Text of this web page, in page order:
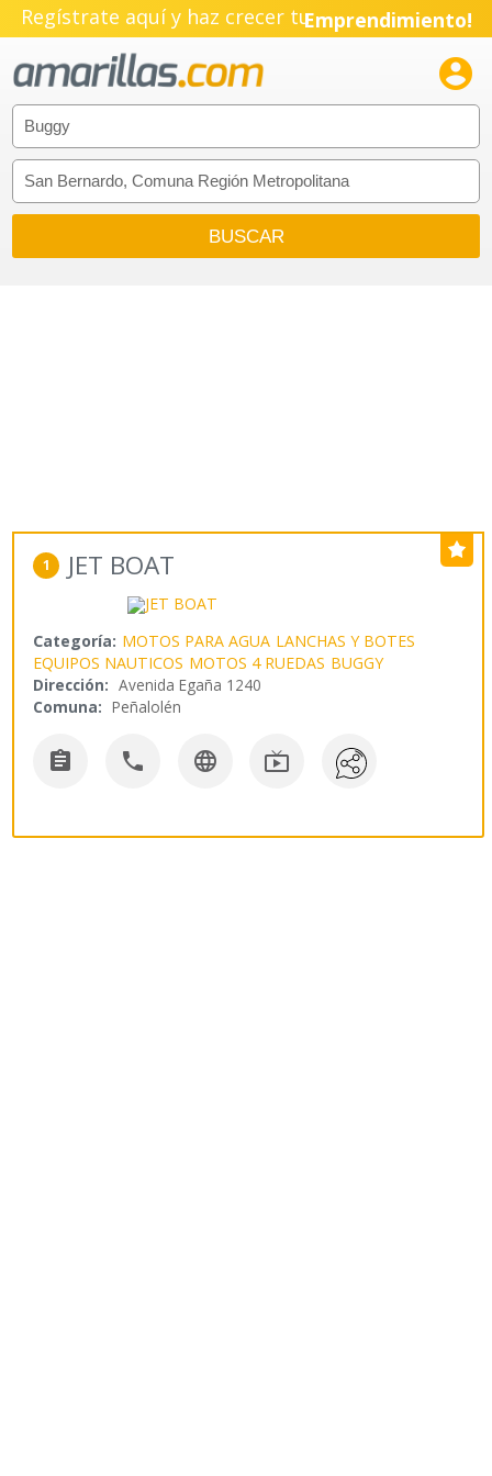
Regístrate aquí y haz crecer tuEmprendimiento!

1 JET BOAT
Categoría: MOTOS PARA AGUA LANCHAS Y BOTES
EQUIPOS NAUTICOS MOTOS 4 RUEDAS BUGGY
Dirección: Avenida Egaña 1240
Comuna: Peñalolén
   